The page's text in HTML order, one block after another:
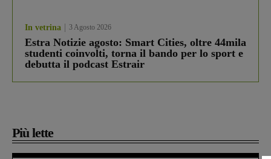
In vetrina 3 Agosto 2026
Estra Notizie agosto: Smart Cities, oltre 44mila
studenti coinvolti, torna il bando per lo sport e
debutta il podcast Estrair
Più lette